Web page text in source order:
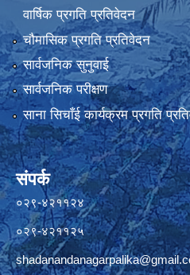
वार्षिक प्रगति प्रतिवेदन
चौमासिक प्रगति प्रतिवेदन
सार्वजनिक सुनुवाई
सार्वजनिक परीक्षण
साना सिचाँई कार्यक्रम प्रगति
संपर्क
०२९-४२११२४
०२९-४२११२५